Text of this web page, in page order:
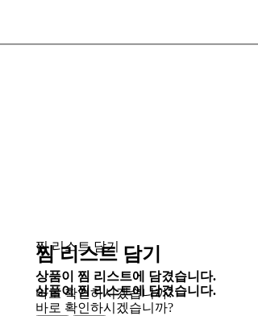
찜 리스트 담기
상품이 찜 리스트에 담겼습니다.
바로 확인하시겠습니까?
찜 리스트 담기
상품이 찜 리스트에 담겼습니다.
바로 확인하시겠습니까?